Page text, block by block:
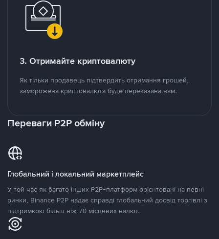
3. Отримайте криптовалюту
Як тільки продавець підтвердить отримання грошей,
заморожена криптовалюта буде переказана вам.
Переваги P2P обміну
Глобальний і локальний маркетплейс
У той час як багато інших P2P-платформ орієнтовані на певні
ринки, Binance P2P надає справді глобальний досвід торгівлі з
підтримкою більш ніж 70 місцевих валют.